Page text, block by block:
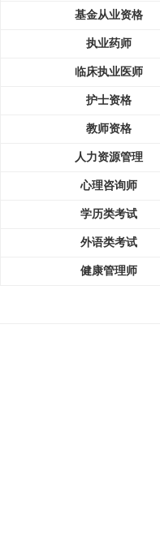
基金从业资格
执业药师
临床执业医师
护士资格
教师资格
人力资源管理
心理咨询师
学历类考试
外语类考试
健康管理师